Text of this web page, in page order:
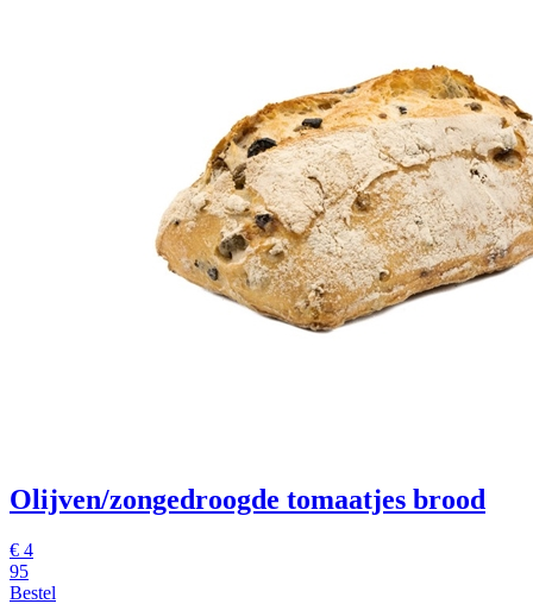
Olijven/zongedroogde tomaatjes brood
€ 4
95
Bestel